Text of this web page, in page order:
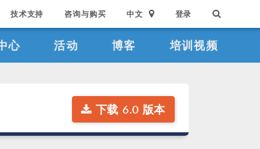
技术支持 咨询与购买 中文 登录
心 活动 博客 培训视频
下载 6.0 版本